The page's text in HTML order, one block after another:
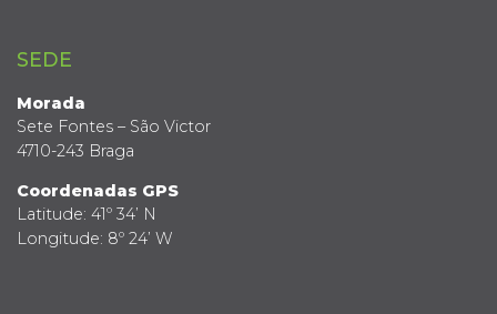
SEDE
Morada
Sete Fontes – São Victor
4710-243 Braga
Coordenadas GPS
Latitude: 41º 34’ N
Longitude: 8º 24’ W